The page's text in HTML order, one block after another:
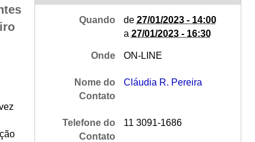
Quando de 27/01/2023 - 14:00
a 27/01/2023 - 16:30
Onde ON-LINE
Nome do
Contato
Cláudia R. Pereira
Telefone do
Contato
11 3091-1686